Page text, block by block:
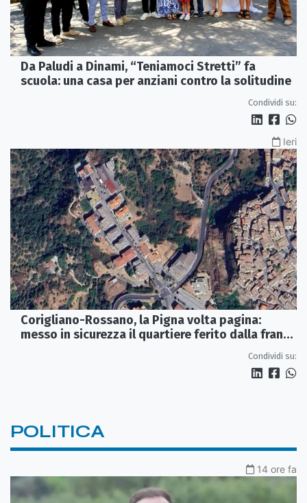
Da Paludi a Dinami, “Teniamoci Stretti” fa
scuola: una casa per anziani contro la solitudine
Condividi su:
Ieri
Corigliano-Rossano, la Pigna volta pagina:
messo in sicurezza il quartiere ferito dalla frana
Condividi su:
POLITICA
14 ore fa